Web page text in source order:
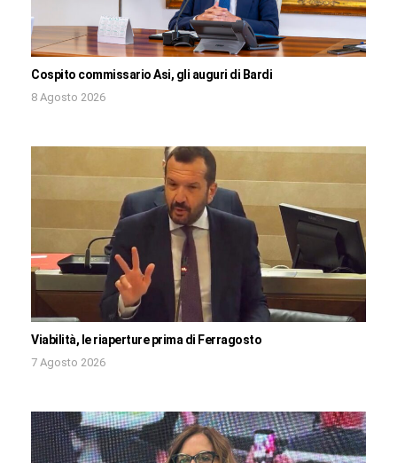
Cospito commissario Asi, gli auguri di Bardi
8 Agosto 2026
Viabilità, le riaperture prima di Ferragosto
7 Agosto 2026